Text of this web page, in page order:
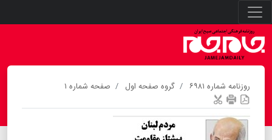
روزنامه شماره ۶۹۸۱ گروه صفحه اول صفحه شماره ۱